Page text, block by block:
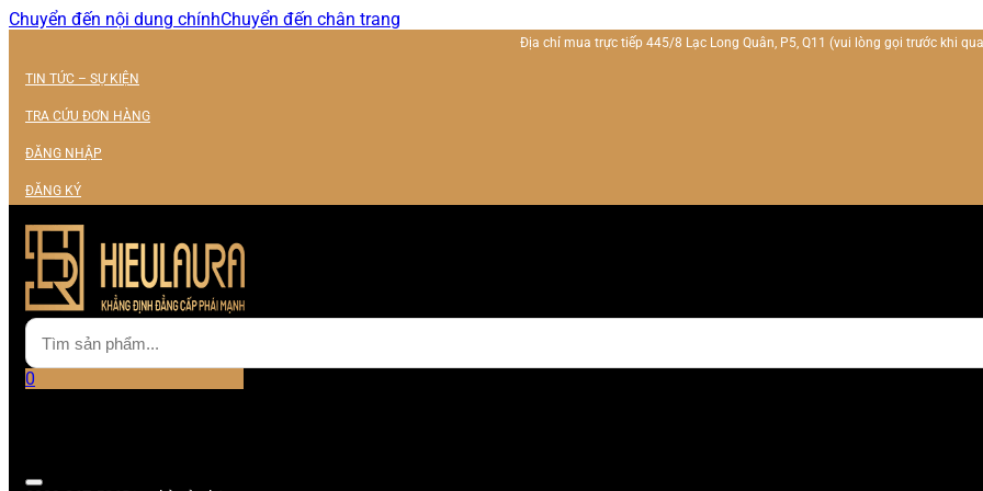
Chuyển đến nội dung chínhChuyển đến chân trang
Địa chỉ mua trực tiếp 445/8 Lạc Long Quân, P5, Q11 (vui lòng gọi trước khi
TIN TỨC – SỰ KIỆN
TRA CỨU ĐƠN HÀNG
ĐĂNG NHẬP
ĐĂNG KÝ
0